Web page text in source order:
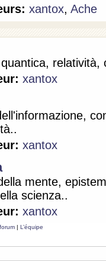
xantox, Ache
relatività,
xantox
xantox
mente,
scienza..
xantox
| L’équipe